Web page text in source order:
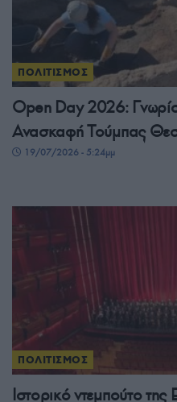
ΠΟΛΙΤΙΣΜΟΣ
Open Day 2026:
Ανασκαφή Τούμπας
19/07/2026 - 5:24μμ
ΠΟΛΙΤΙΣΜΟΣ
Ιστορικό ντεμπούτο